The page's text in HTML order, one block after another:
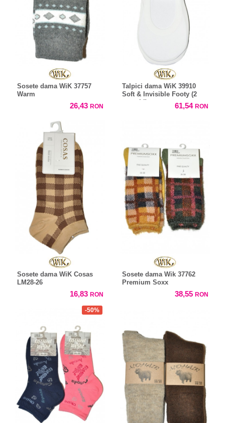
Sosete dama WiK 37757
Warm
26,43 RON
Talpici dama WiK 39910
Soft & Invisible Footy (2
perechi)
61,54 RON
Sosete dama WiK Cosas
LM28-26
16,83 RON
Sosete dama Wik 37762
Premium Soxx
38,55 RON
-50%